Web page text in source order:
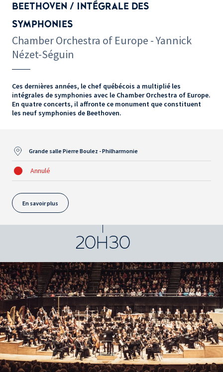
BEETHOVEN / INTÉGRALE DES
SYMPHONIES
Chamber Orchestra of Europe - Yannick
Nézet-Séguin
Ces dernières années, le chef québécois a multiplié les
intégrales de symphonies avec le Chamber Orchestra of Europe.
En quatre concerts, il affronte ce monument que constituent
les neuf symphonies de Beethoven.
Grande salle Pierre Boulez - Philharmonie
Annulé
En savoir plus
20H30